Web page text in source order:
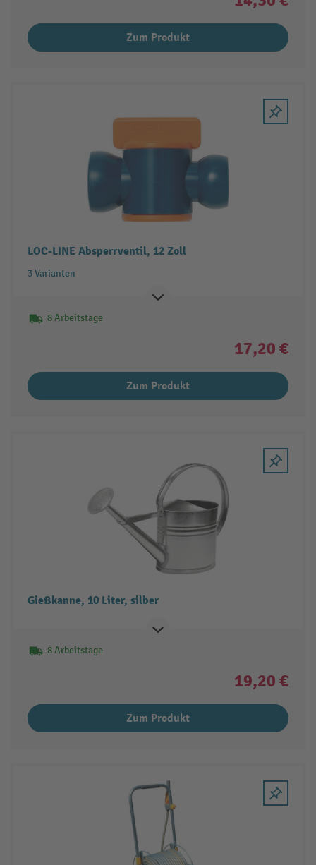
Zum Produkt
LOC-LINE Absperrventil, 12 Zoll
3 Varianten
8 Arbeitstage
17,20 €
Zum Produkt
Gießkanne, 10 Liter, silber
8 Arbeitstage
19,20 €
Zum Produkt